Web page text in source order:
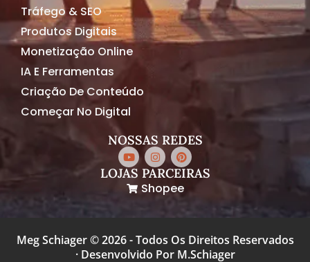
Tráfego & SEO
Produtos Digitais
Monetização Online
IA E Ferramentas
Criação De Conteúdo
Começar No Digital
NOSSAS REDES
LOJAS PARCEIRAS
Shopee
Meg Schiager © 2026 - Todos Os Direitos Reservados
· Desenvolvido Por M.Schiager